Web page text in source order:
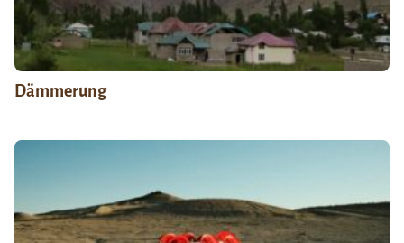
Dämmerung